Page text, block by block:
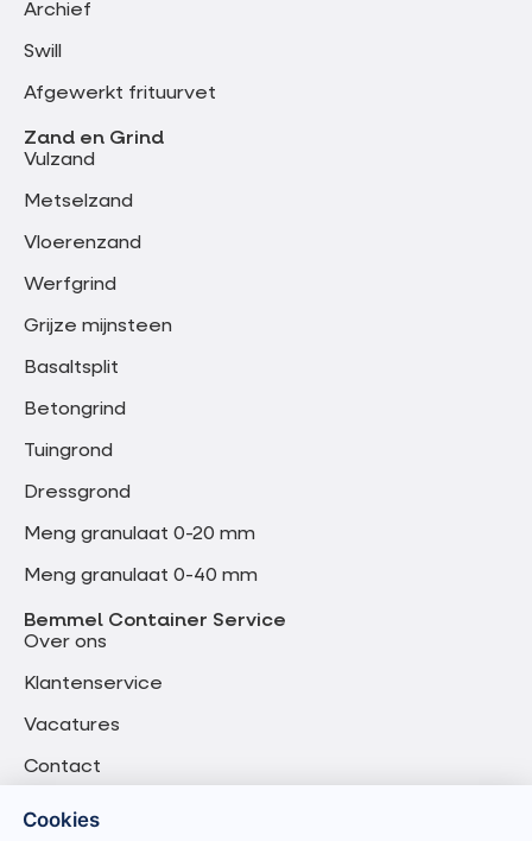
Archief
Swill
Afgewerkt frituurvet
Zand en Grind
Vulzand
Metselzand
Vloerenzand
Werfgrind
Grijze mijnsteen
Basaltsplit
Betongrind
Tuingrond
Dressgrond
Meng granulaat 0-20 mm
Meng granulaat 0-40 mm
Bemmel Container Service
Over ons
Klantenservice
Vacatures
Contact
Cookies